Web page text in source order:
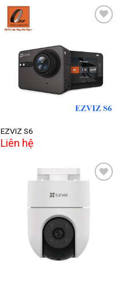
Add to
wishlist
EZVIZ S6
Liên hệ